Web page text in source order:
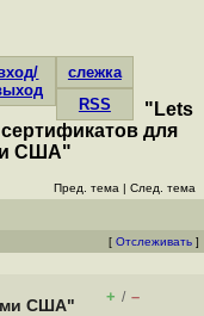
слежка
RSS
"Lets
для
США"
Пред. тема | След. тема
[ Отслеживать ]
США"
+ / –